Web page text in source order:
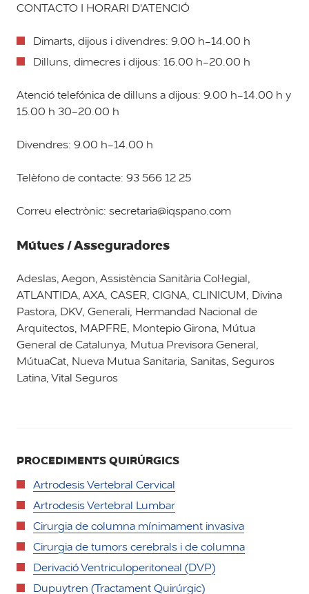
CONTACTO I HORARI D'ATENCIÓ
Dimarts, dijous i divendres: 9.00 h-14.00 h
Dilluns, dimecres i dijous: 16.00 h-20.00 h
Atenció telefónica de dilluns a dijous: 9.00 h-14.00 h y
15.00 h 30-20.00 h
Divendres: 9.00 h-14.00 h
Telèfono de contacte: 93 566 12 25
Correu electrònic: secretaria@iqspano.com
Mútues / Asseguradores
Adeslas, Aegon, Assistència Sanitària Col·legial,
ATLANTIDA, AXA, CASER, CIGNA, CLINICUM, Divina
Pastora, DKV, Generali, Hermandad Nacional de
Arquitectos, MAPFRE, Montepio Girona, Mútua
General de Catalunya, Mutua Previsora General,
MútuaCat, Nueva Mutua Sanitaria, Sanitas, Seguros
Latina, Vital Seguros
PROCEDIMENTS QUIRÚRGICS
Artrodesis Vertebral Cervical
Artrodesis Vertebral Lumbar
Cirurgia de columna mínimament invasiva
Cirurgia de tumors cerebrals i de columna
Derivació Ventriculoperitoneal (DVP)
Dupuytren (Tractament Quirúrgic)